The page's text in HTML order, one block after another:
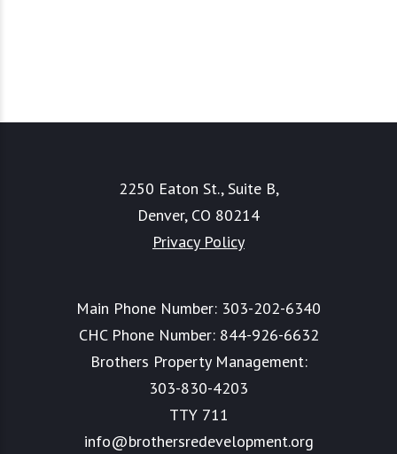
2250 Eaton St., Suite B,
Denver, CO 80214
Privacy Policy
Main Phone Number: 303-202-6340
CHC Phone Number: 844-926-6632
Brothers Property Management:
303-830-4203
TTY 711
info@brothersredevelopment.org